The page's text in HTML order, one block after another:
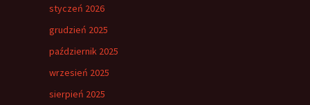
styczeń 2026
grudzień 2025
październik 2025
wrzesień 2025
sierpień 2025